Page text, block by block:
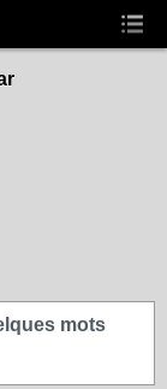
mots